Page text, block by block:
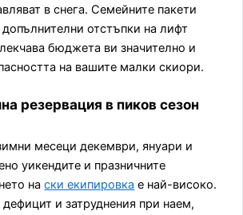
в снега. Семейните пакети
отстъпки на лифт
бюджета ви значително и
на вашите малки скиори.
резервация в пиков сезон
месеци декември, януари и
уикендите и празничните
наски екипировка е най-високо.
дефицит и затруднения при наем,